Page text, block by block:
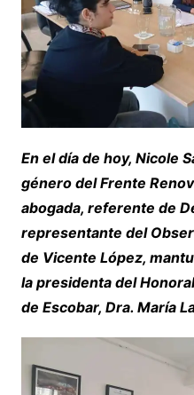
En el día de hoy, Nicole
género del Frente
abogada, referente de
representante del
de Vicente López,
la presidenta del
de Escobar, Dra. María